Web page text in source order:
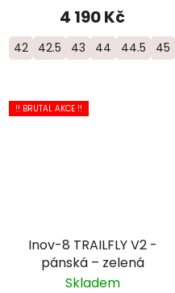
4 190 Kč
42 42.5 43 44 44.5 45
!! BRUTAL AKCE !!
Inov-8 TRAILFLY V2 -
pánská – zelená
Skladem